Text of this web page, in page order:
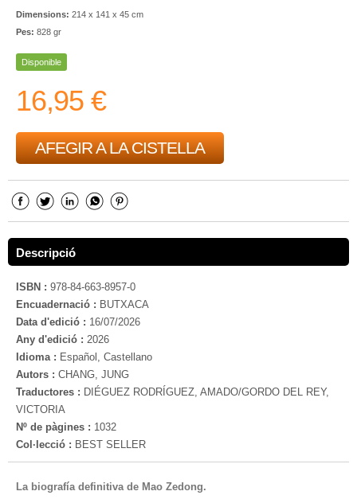
Dimensions: 214 x 141 x 45 cm
Pes: 828 gr
Disponible
16,95 €
AFEGIR A LA CISTELLA
Descripció
ISBN : 978-84-663-8957-0
Encuadernació : BUTXACA
Data d'edició : 16/07/2026
Any d'edició : 2026
Idioma : Español, Castellano
Autors : CHANG, JUNG
Traductores : DIÉGUEZ RODRÍGUEZ, AMADO/GORDO DEL REY,
VICTORIA
Nº de pàgines : 1032
Col·lecció : BEST SELLER
La biografía definitiva de Mao Zedong.